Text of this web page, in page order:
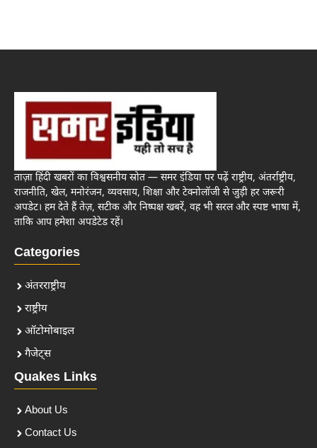
ताज़ा हिंदी खबरों का विश्वसनीय स्रोत — समर इंडिया पर पढ़ें राष्ट्रीय, अंतर्राष्ट्रीय,
राजनीति, खेल, मनोरंजन, व्यवसाय, शिक्षा और टेक्नोलॉजी से जुड़ी हर जरूरी
अपडेट। हम देते हैं तेज़, सटीक और निष्पक्ष खबरें, वह भी सरल और स्पष्ट भाषा में,
ताकि आप हमेशा अपडेटेड रहें।
Categories
अंतरराष्ट्रीय
राष्ट्रीय
ऑटोमोबाइल
गैजेट्स
Quakes Links
About Us
Contact Us